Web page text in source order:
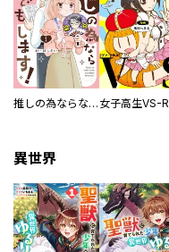
推しの為ならなんでもします！ 女子高生VS-R
異世界